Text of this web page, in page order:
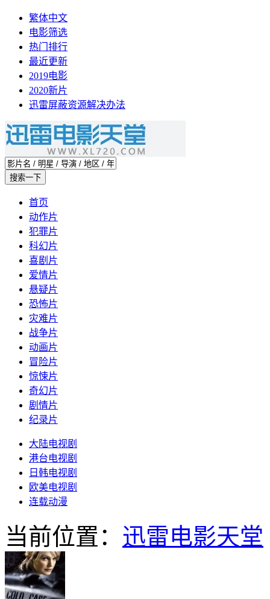
繁体中文
电影筛选
热门排行
最近更新
2019电影
2020新片
迅雷屏蔽资源解决办法
首页
动作片
犯罪片
科幻片
喜剧片
爱情片
悬疑片
恐怖片
灾难片
战争片
动画片
冒险片
惊悚片
奇幻片
剧情片
纪录片
大陆电视剧
港台电视剧
日韩电视剧
欧美电视剧
连载动漫
当前位置： 迅雷电影天堂